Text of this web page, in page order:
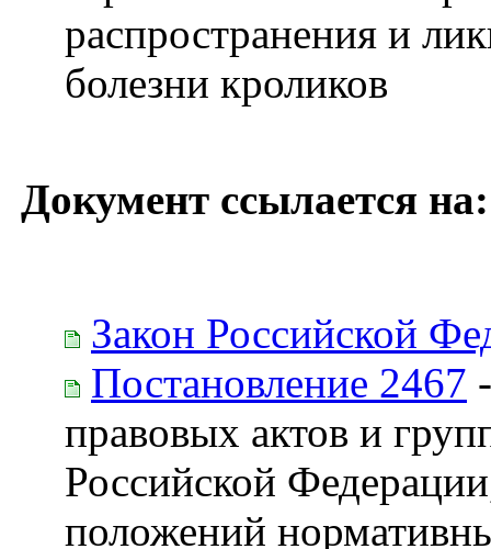
распространения и
болезни кроликов
Документ ссылается на:
Закон Российской
Постановление 2467
правовых актов и
Российской
положений